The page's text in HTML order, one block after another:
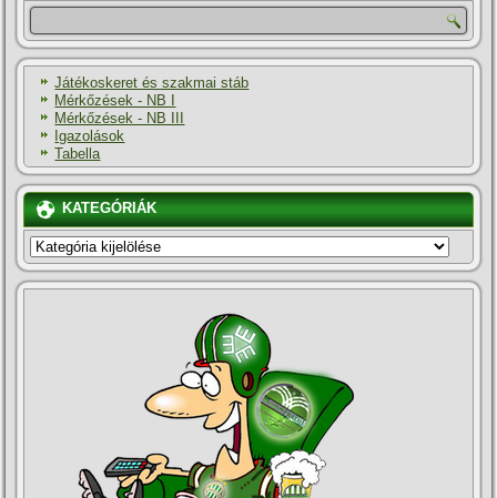
Játékoskeret és szakmai stáb
Mérkőzések - NB I
Mérkőzések - NB III
Igazolások
Tabella
KATEGÓRIÁK
KATEGÓRIÁK